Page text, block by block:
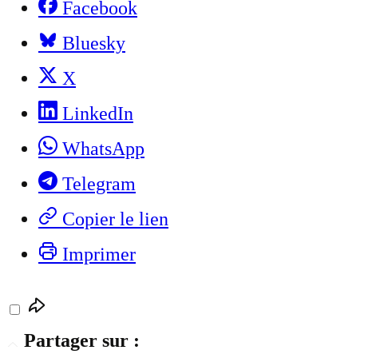
Facebook
Bluesky
X
LinkedIn
WhatsApp
Telegram
Copier le lien
Imprimer
Partager sur :